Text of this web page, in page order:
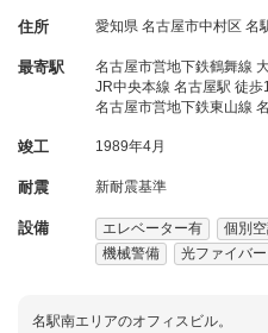
住所 愛知県 名古屋市中村区 名
最寄駅
名古屋市営地下鉄鶴舞線
JR中央本線 名古屋駅 徒歩
名古屋市営地下鉄東山線
竣工 1989年4月
耐震 新耐震基準
設備 エレベーター有 個別空
機械警備
光ファイバー
名駅南エリアのオフィスビル。